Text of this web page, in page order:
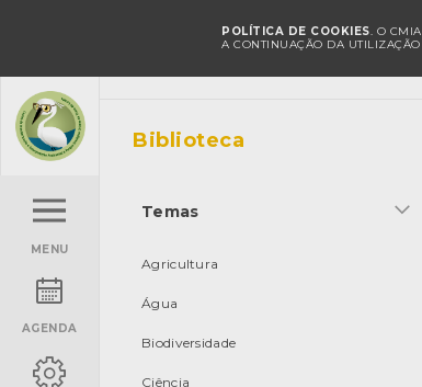
POLÍTICA DE COOKIES. O
A CONTINUAÇÃO DA
MENU
AGENDA
Biblioteca
Temas
Agricultura
Água
Biodiversidade
Ciência